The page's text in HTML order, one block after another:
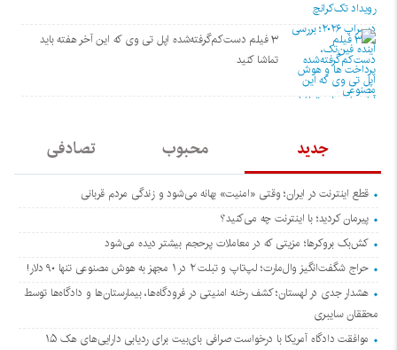
۳ فیلم دست‌کم‌گرفته‌شده اپل تی وی که این آخر هفته باید
تماشا کنید
جدید محبوب تصادفی
قطع اینترنت در ایران؛ وقتی «امنیت» بهانه می‌شود و زندگی مردم قربانی
پیرمان کردید؛ با اینترنت چه می‌کنید؟
کش‌بک بروکرها؛ مزیتی که در معاملات پرحجم بیشتر دیده می‌شود
حراج شگفت‌انگیز وال‌مارت؛ لپ‌تاپ و تبلت ۲ در ۱ مجهز به هوش مصنوعی تنها ۹۰ دلار!
هشدار جدی در لهستان؛ کشف رخنه امنیتی در فرودگاه‌ها، بیمارستان‌ها و دادگاه‌ها توسط
محققان سایبری
موافقت دادگاه آمریکا با درخواست صرافی بای‌بیت برای ردیابی دارایی‌های هک ۱.۵